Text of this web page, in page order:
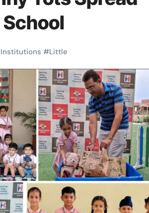
#Little